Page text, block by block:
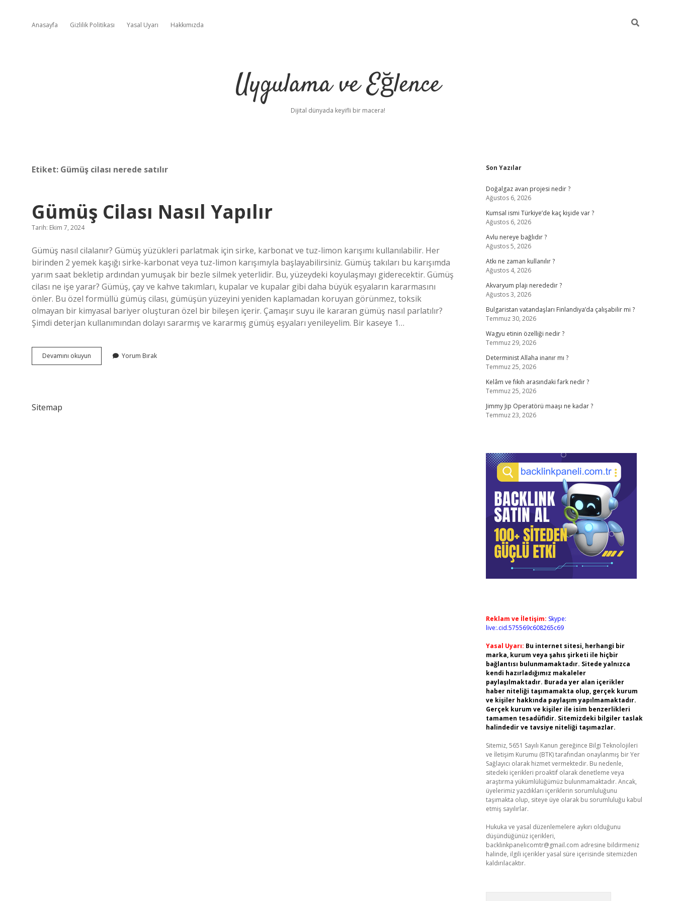
Anasayfa Gizlilik Politikası Yasal Uyarı Hakkımızda
Uygulama ve Eğlence
Dijital dünyada keyifli bir macera!
Etiket: Gümüş cilası nerede satılır
Gümüş Cilası Nasıl Yapılır
Tarih: Ekim 7, 2024
Gümüş nasıl cilalanır? Gümüş yüzükleri parlatmak için sirke, karbonat ve tuz-limon karışımı kullanılabilir. Her
birinden 2 yemek kaşığı sirke-karbonat veya tuz-limon karışımıyla başlayabilirsiniz. Gümüş takıları bu karışımda
yarım saat bekletip ardından yumuşak bir bezle silmek yeterlidir. Bu, yüzeydeki koyulaşmayı giderecektir. Gümüş
cilası ne işe yarar? Gümüş, çay ve kahve takımları, kupalar ve kupalar gibi daha büyük eşyaların kararmasını
önler. Bu özel formüllü gümüş cilası, gümüşün yüzeyini yeniden kaplamadan koruyan görünmez, toksik
olmayan bir kimyasal bariyer oluşturan özel bir bileşen içerir. Çamaşır suyu ile kararan gümüş nasıl parlatılır?
Şimdi deterjan kullanımından dolayı sararmış ve kararmış gümüş eşyaları yenileyelim. Bir kaseye 1…
Devamını okuyun
Cilası
Yorum Bırak
Sitemap
Sidebar
Son Yazılar
Doğalgaz avan projesi nedir ?
Ağustos 6, 2026
Kumsal ismi Türkiye’de kaç kişide var ?
Ağustos 6, 2026
Avlu nereye bağlıdır ?
Ağustos 5, 2026
Atkı ne zaman kullanılır ?
Ağustos 4, 2026
Akvaryum plajı nerededir ?
Ağustos 3, 2026
Bulgaristan vatandaşları Finlandiya’da çalışabilir mi ?
Temmuz 30, 2026
Wagyu etinin özelliği nedir ?
Temmuz 29, 2026
Determinist Allaha inanır mı ?
Temmuz 25, 2026
Kelâm ve fıkıh arasındaki fark nedir ?
Temmuz 25, 2026
Jimmy Jip Operatörü maaşı ne kadar ?
Temmuz 23, 2026
Reklam ve İletişim: Skype:
live:.cid.575569c608265c69
Yasal Uyarı: Bu internet sitesi, herhangi bir
marka, kurum veya şahıs şirketi ile hiçbir
bağlantısı bulunmamaktadır. Sitede yalnızca
kendi hazırladığımız makaleler
paylaşılmaktadır. Burada yer alan içerikler
haber niteliği taşımamakta olup, gerçek kurum
ve kişiler hakkında paylaşım yapılmamaktadır.
Gerçek kurum ve kişiler ile isim benzerlikleri
tamamen tesadüfidir. Sitemizdeki bilgiler taslak
halindedir ve tavsiye niteliği taşımazlar.
Sitemiz, 5651 Sayılı Kanun gereğince Bilgi Teknolojileri
ve İletişim Kurumu (BTK) tarafından onaylanmış bir Yer
Sağlayıcı olarak hizmet vermektedir. Bu nedenle,
sitedeki içerikleri proaktif olarak denetleme veya
araştırma yükümlülüğümüz bulunmamaktadır. Ancak,
üyelerimiz yazdıkları içeriklerin sorumluluğunu
taşımakta olup, siteye üye olarak bu sorumluluğu kabul
etmiş sayılırlar.
Hukuka ve yasal düzenlemelere aykırı olduğunu
düşündüğünüz içerikleri,
backlinkpanelicomtr@gmail.com adresine bildirmeniz
halinde, ilgili içerikler yasal süre içerisinde sitemizden
kaldırılacaktır.